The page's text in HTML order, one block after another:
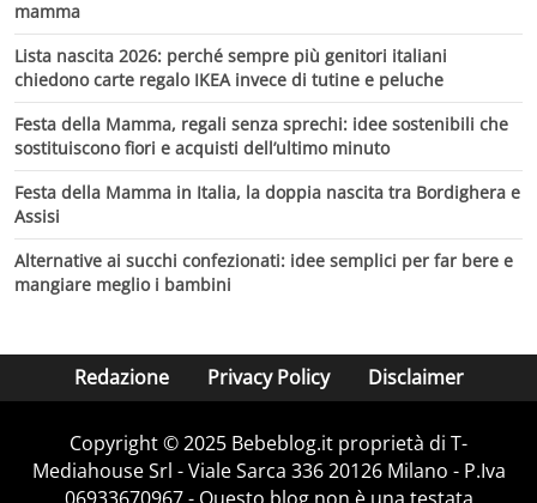
mamma
Lista nascita 2026: perché sempre più genitori italiani
chiedono carte regalo IKEA invece di tutine e peluche
Festa della Mamma, regali senza sprechi: idee sostenibili che
sostituiscono fiori e acquisti dell’ultimo minuto
Festa della Mamma in Italia, la doppia nascita tra Bordighera e
Assisi
Alternative ai succhi confezionati: idee semplici per far bere e
mangiare meglio i bambini
Redazione Privacy Policy Disclaimer
Copyright © 2025 Bebeblog.it proprietà di T-
Mediahouse Srl - Viale Sarca 336 20126 Milano - P.Iva